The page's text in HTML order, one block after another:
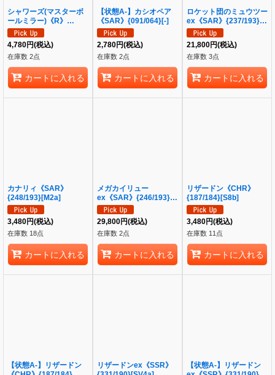
シャワーズ(マスターボ
ールミラー)《R》
{134/165}[SV2a]
4,780円(税込)
在庫数 2点
カートに入れる
【状態A-】カシオペア
《SAR》{091/064}[-]
2,780円(税込)
在庫数 2点
カートに入れる
ロケット団のミュウツー
ex《SAR》{237/193}
[M2a]
21,800円(税込)
在庫数 3点
カートに入れる
カナリィ《SAR》
{248/193}[M2a]
3,480円(税込)
在庫数 18点
カートに入れる
メガカイリュー
ex《SAR》{246/193}
[M2a]
29,800円(税込)
在庫数 2点
カートに入れる
リザードン《CHR》
{187/184}[S8b]
3,480円(税込)
在庫数 11点
カートに入れる
【状態A-】リザードン
リザードンex《SSR》
【状態A-】リザードン